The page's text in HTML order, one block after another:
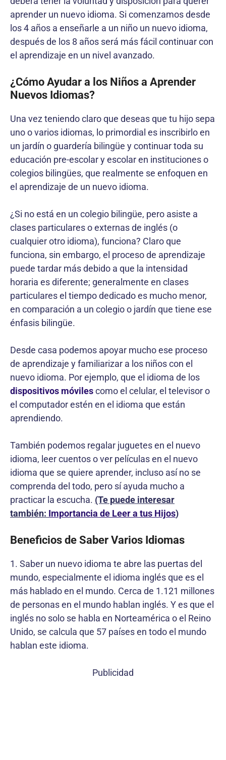
aprender un nuevo idioma. Si comenzamos desde
los 4 años a enseñarle a un niño un nuevo idioma,
después de los 8 años será más fácil continuar con
el aprendizaje en un nivel avanzado.
¿Cómo Ayudar a los Niños a Aprender
Nuevos Idiomas?
Una vez teniendo claro que deseas que tu hijo sepa
uno o varios idiomas, lo primordial es inscribirlo en
un jardín o guardería bilingüe y continuar toda su
educación pre-escolar y escolar en instituciones o
colegios bilingües, que realmente se enfoquen en
el aprendizaje de un nuevo idioma.
¿Si no está en un colegio bilingüe, pero asiste a
clases particulares o externas de inglés (o
cualquier otro idioma), funciona? Claro que
funciona, sin embargo, el proceso de aprendizaje
puede tardar más debido a que la intensidad
horaria es diferente; generalmente en clases
particulares el tiempo dedicado es mucho menor,
en comparación a un colegio o jardín que tiene ese
énfasis bilingüe.
Desde casa podemos apoyar mucho ese proceso
de aprendizaje y familiarizar a los niños con el
nuevo idioma. Por ejemplo, que el idioma de los
dispositivos móvilescomo el celular, el televisor o
el computador estén en el idioma que están
aprendiendo.
También podemos regalar juguetes en el nuevo
idioma, leer cuentos o ver películas en el nuevo
idioma que se quiere aprender, incluso así no se
comprenda del todo, pero sí ayuda mucho a
practicar la escucha. (Te puede interesar
también: Importancia de Leer a tus Hijos)
Beneficios de Saber Varios Idiomas
1. Saber un nuevo idioma te abre las puertas del
mundo, especialmente el idioma inglés que es el
más hablado en el mundo. Cerca de 1.121 millones
de personas en el mundo hablan inglés. Y es que el
inglés no solo se habla en Norteamérica o el Reino
Unido, se calcula que 57 países en todo el mundo
hablan este idioma.
Publicidad